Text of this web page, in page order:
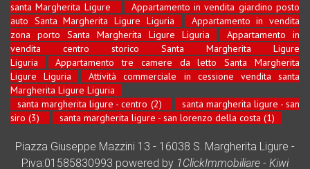
santa Margherita Ligure
Appartamento in vendita giardino posto
auto Santa Margherita Ligure Liguria
Appartamento in vendita
zona porto Santa Margherita Ligure Liguria
Appartamento in
vendita centro storico Santa Margherita Ligure
Liguria
Appartamento tre camere da letto Santa Margherita
Ligure Liguria
Attività commerciale in cessione vendita santa
Margherita Ligure Liguria
santa margherita ligure - centro (2)
santa margherita ligure - san
siro (3)
santa margherita ligure - san lorenzo della costa (1)
Piazza Giuseppe Mazzini 13 - 16038 S. Margherita Ligure -
P.iva:01585830993 powered by 1ClickImmobiliare - Kiwi